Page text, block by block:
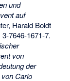
und
auf
Harald Boldt
3-7646-1671-7.
von
der
Carlo